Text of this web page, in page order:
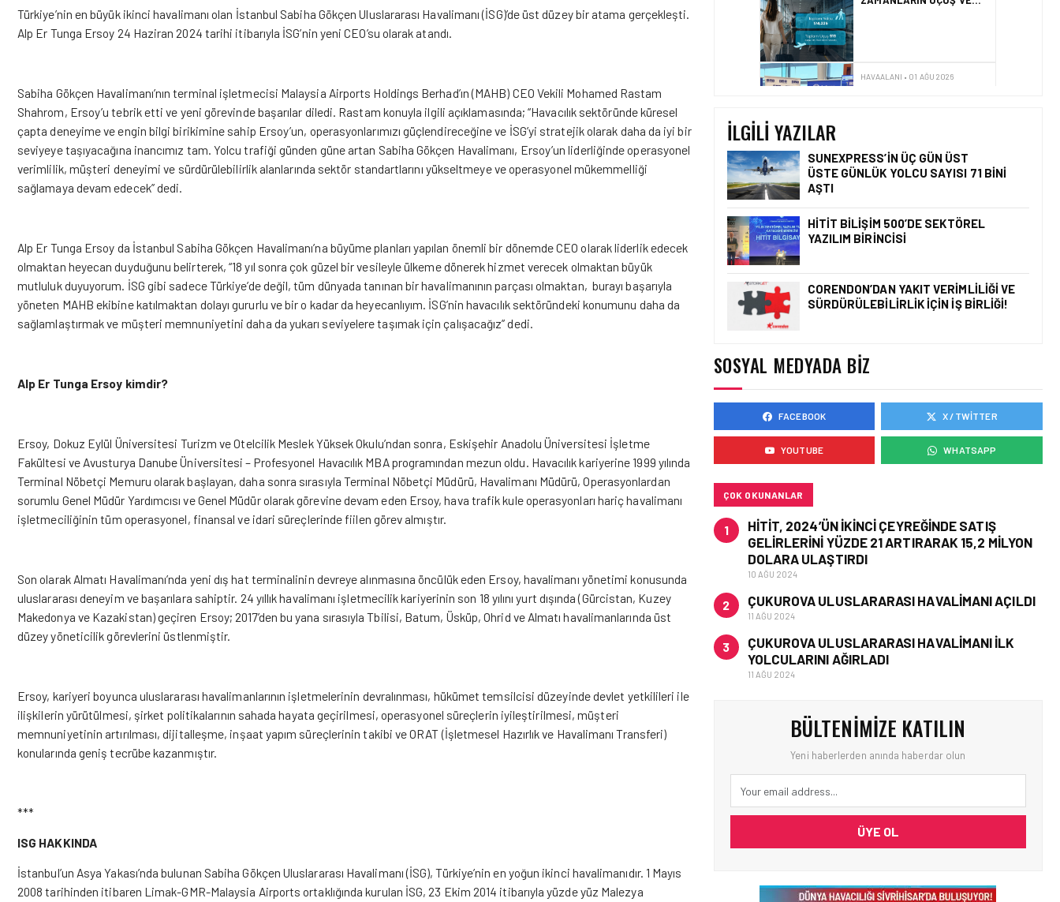
Türkiye’nin en büyük ikinci havalimanı olan İstanbul Sabiha Gökçen Uluslararası Havalimanı (İSG)’de üst düzey bir atama gerçekleşti.
Alp Er Tunga Ersoy 24 Haziran 2024 tarihi itibarıyla İSG’nin yeni CEO’su olarak atandı.
Sabiha Gökçen Havalimanı’nın terminal işletmecisi Malaysia Airports Holdings Berhad’ın (MAHB) CEO Vekili Mohamed Rastam
Shahrom, Ersoy’u tebrik etti ve yeni görevinde başarılar diledi. Rastam konuyla ilgili açıklamasında; “Havacılık sektöründe küresel
çapta deneyime ve engin bilgi birikimine sahip Ersoy’un, operasyonlarımızı güçlendireceğine ve İSG’yi stratejik olarak daha da iyi bir
seviyeye taşıyacağına inancımız tam. Yolcu trafiği günden güne artan Sabiha Gökçen Havalimanı, Ersoy’un liderliğinde operasyonel
verimlilik, müşteri deneyimi ve sürdürülebilirlik alanlarında sektör standartlarını yükseltmeye ve operasyonel mükemmelliği
sağlamaya devam edecek” dedi.
Alp Er Tunga Ersoy da İstanbul Sabiha Gökçen Havalimanı’na büyüme planları yapılan önemli bir dönemde CEO olarak liderlik edecek
olmaktan heyecan duyduğunu belirterek, “18 yıl sonra çok güzel bir vesileyle ülkeme dönerek hizmet verecek olmaktan büyük
mutluluk duyuyorum. İSG gibi sadece Türkiye’de değil, tüm dünyada tanınan bir havalimanının parçası olmaktan, burayı başarıyla
yöneten MAHB ekibine katılmaktan dolayı gururlu ve bir o kadar da heyecanlıyım. İSG’nin havacılık sektöründeki konumunu daha da
sağlamlaştırmak ve müşteri memnuniyetini daha da yukarı seviyelere taşımak için çalışacağız” dedi.
Alp Er Tunga Ersoy kimdir?
Ersoy, Dokuz Eylül Üniversitesi Turizm ve Otelcilik Meslek Yüksek Okulu’ndan sonra, Eskişehir Anadolu Üniversitesi İşletme
Fakültesi ve Avusturya Danube Üniversitesi – Profesyonel Havacılık MBA programından mezun oldu. Havacılık kariyerine 1999 yılında
Terminal Nöbetçi Memuru olarak başlayan, daha sonra sırasıyla Terminal Nöbetçi Müdürü, Havalimanı Müdürü, Operasyonlardan
sorumlu Genel Müdür Yardımcısı ve Genel Müdür olarak görevine devam eden Ersoy, hava trafik kule operasyonları hariç havalimanı
işletmeciliğinin tüm operasyonel, finansal ve idari süreçlerinde fiilen görev almıştır.
Son olarak Almatı Havalimanı’nda yeni dış hat terminalinin devreye alınmasına öncülük eden Ersoy, havalimanı yönetimi konusunda
uluslararası deneyim ve başarılara sahiptir. 24 yıllık havalimanı işletmecilik kariyerinin son 18 yılını yurt dışında (Gürcistan, Kuzey
Makedonya ve Kazakistan) geçiren Ersoy; 2017’den bu yana sırasıyla Tbilisi, Batum, Üsküp, Ohrid ve Almatı havalimanlarında üst
düzey yöneticilik görevlerini üstlenmiştir.
Ersoy, kariyeri boyunca uluslararası havalimanlarının işletmelerinin devralınması, hükümet temsilcisi düzeyinde devlet yetkilileri ile
ilişkilerin yürütülmesi, şirket politikalarının sahada hayata geçirilmesi, operasyonel süreçlerin iyileştirilmesi, müşteri
memnuniyetinin artırılması, dijitalleşme, inşaat yapım süreçlerinin takibi ve ORAT (İşletmesel Hazırlık ve Havalimanı Transferi)
konularında geniş tecrübe kazanmıştır.
***
ISG HAKKINDA
İstanbul’un Asya Yakası’nda bulunan Sabiha Gökçen Uluslararası Havalimanı (İSG), Türkiye’nin en yoğun ikinci havalimanıdır. 1 Mayıs
2008 tarihinden itibaren Limak-GMR-Malaysia Airports ortaklığında kurulan İSG, 23 Ekim 2014 itibarıyla yüzde yüz Malezya
YARDIMCISI BEKIR
DINKIRCI’DEN KONTROL
KULESI’NE ZIYARET
HAVAALANI • 05 AĞU 2026
HAVAALANI • 05 AĞU 2026
ISG’NIN TERMINAL
MEMURLARINDAN CAN
KURTARAN HAMLE
İLGILI YAZILAR
SUNEXPRESS’IN ÜÇ GÜN ÜST
ÜSTE GÜNLÜK YOLCU SAYISI 71 BINI
AŞTI
HITIT BILIŞIM 500’DE SEKTÖREL
YAZILIM BIRINCISI
CORENDON’DAN YAKIT VERIMLILIĞI VE
SÜRDÜRÜLEBILIRLIK IÇIN İŞ BIRLIĞI!
SOSYAL MEDYADA BIZ
FACEBOOK X / TWITTER
YOUTUBE WHATSAPP
ÇOK OKUNANLAR
1
HITIT, 2024’ÜN IKINCI ÇEYREĞINDE SATIŞ
GELIRLERINI YÜZDE 21 ARTIRARAK 15,2 MILYON
DOLARA ULAŞTIRDI
10 AĞU 2024
2 ÇUKUROVA ULUSLARARASI HAVALIMANI AÇILDI
11 AĞU 2024
3
ÇUKUROVA ULUSLARARASI HAVALIMANI İLK
YOLCULARINI AĞIRLADI
11 AĞU 2024
BÜLTENIMIZE KATILIN
Yeni haberlerden anında haberdar olun
ÜYE OL